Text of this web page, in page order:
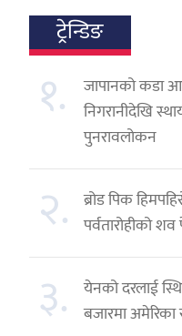
ट्रेन्डिङ
१.
जापानको कडा
निगरानीदेखि
पुनरावलोकन
२.
ब्रोड पिक
पर्वतारोहीको
३.
येनको दरलाई
बजारमा